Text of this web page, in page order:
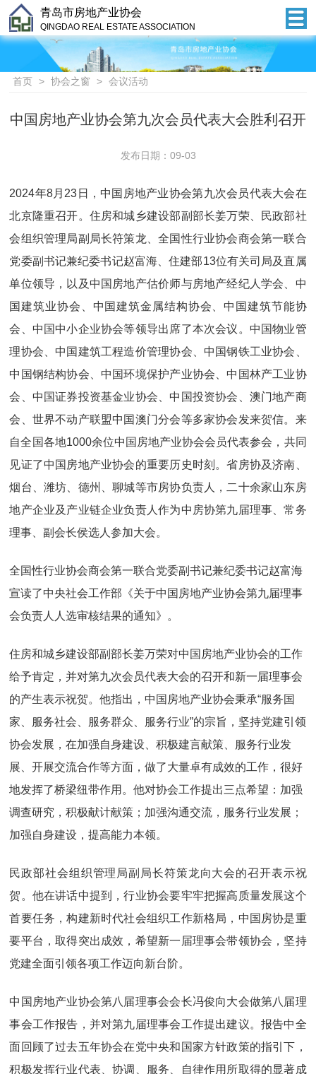
青岛市房地产业协会
QINGDAO REAL ESTATE ASSOCIATION
首页 > 协会之窗 > 会议活动
中国房地产业协会第九次会员代表大会胜利召开
发布日期：09-03
2024年8月23日，中国房地产业协会第九次会员代表大会在
北京隆重召开。住房和城乡建设部副部长姜万荣、民政部社
会组织管理局副局长符策龙、全国性行业协会商会第一联合
党委副书记兼纪委书记赵富海、住建部13位有关司局及直属
单位领导，以及中国房地产估价师与房地产经纪人学会、中
国建筑业协会、中国建筑金属结构协会、中国建筑节能协
会、中国中小企业协会等领导出席了本次会议。中国物业管
理协会、中国建筑工程造价管理协会、中国钢铁工业协会、
中国钢结构协会、中国环境保护产业协会、中国林产工业协
会、中国证券投资基金业协会、中国投资协会、澳门地产商
会、世界不动产联盟中国澳门分会等多家协会发来贺信。来
自全国各地1000余位中国房地产业协会会员代表参会，共同
见证了中国房地产业协会的重要历史时刻。省房协及济南、
烟台、潍坊、德州、聊城等市房协负责人，二十余家山东房
地产企业及产业链企业负责人作为中房协第九届理事、常务
理事、副会长侯选人参加大会。
全国性行业协会商会第一联合党委副书记兼纪委书记赵富海
宣读了中央社会工作部《关于中国房地产业协会第九届理事
会负责人人选审核结果的通知》。
住房和城乡建设部副部长姜万荣对中国房地产业协会的工作
给予肯定，并对第九次会员代表大会的召开和新一届理事会
的产生表示祝贺。他指出，中国房地产业协会秉承“服务国
家、服务社会、服务群众、服务行业”的宗旨，坚持党建引领
协会发展，在加强自身建设、积极建言献策、服务行业发
展、开展交流合作等方面，做了大量卓有成效的工作，很好
地发挥了桥梁纽带作用。他对协会工作提出三点希望：加强
调查研究，积极献计献策；加强沟通交流，服务行业发展；
加强自身建设，提高能力本领。
民政部社会组织管理局副局长符策龙向大会的召开表示祝
贺。他在讲话中提到，行业协会要牢牢把握高质量发展这个
首要任务，构建新时代社会组织工作新格局，中国房协是重
要平台，取得突出成效，希望新一届理事会带领协会，坚持
党建全面引领各项工作迈向新台阶。
中国房地产业协会第八届理事会会长冯俊向大会做第八届理
事会工作报告，并对第九届理事会工作提出建议。报告中全
面回顾了过去五年协会在党中央和国家方针政策的指引下，
积极发挥行业代表、协调、服务、自律作用所取得的显著成